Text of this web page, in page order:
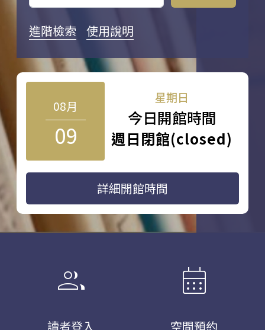
進階檢索 使用說明
08月
09
星期日
今日開館時間
週日閉館(closed)
詳細開館時間
group
讀者登入
calendar_month
空間預約